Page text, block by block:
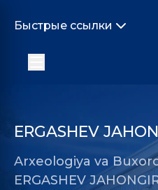
Быстрые ссылки
ERGASHEV
Arxeologiya va
ERGASHEV